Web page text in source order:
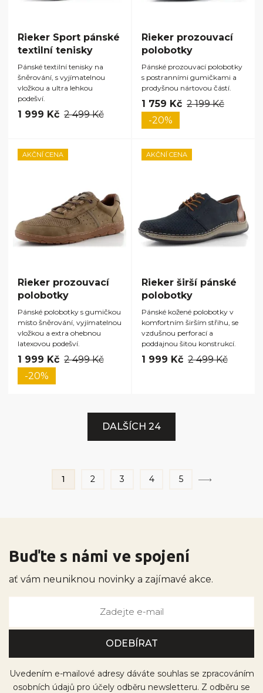
Rieker Sport pánské
textilní tenisky
Pánské textilní tenisky na
šněrování, s vyjímatelnou
vložkou a ultra lehkou
podešví.
1 999 Kč 2 499 Kč
Rieker prozouvací
polobotky
Pánské prozouvací polobotky
s postranními gumičkami a
prodyšnou nártovou částí.
1 759 Kč 2 199 Kč
-20%
AKČNÍ CENA
Rieker prozouvací
polobotky
Pánské polobotky s gumičkou
místo šněrování, vyjímatelnou
vložkou a extra ohebnou
latexovou podešví.
1 999 Kč 2 499 Kč
-20%
AKČNÍ CENA
Rieker širší pánské
polobotky
Pánské kožené polobotky v
komfortním širším střihu, se
vzdušnou perforací a
poddajnou šitou konstrukcí.
1 999 Kč 2 499 Kč
1 2 3 4 5
DALŠÍCH 24
Buďte s námi ve spojení
ať vám neuniknou novinky a zajímavé akce.
Uvedením e-mailové adresy dáváte souhlas se zpracováním
osobních údajů pro účely odběru newsletteru. Z odběru se